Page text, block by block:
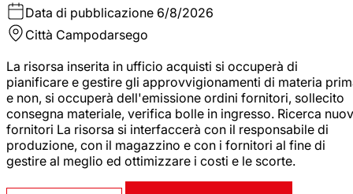
Data di pubblicazione 6/8/2026
Città Campodarsego
La risorsa inserita in ufficio acquisti si occuperà di
pianificare e gestire gli approvvigionamenti di materia
e non, si occuperà dell'emissione ordini fornitori, sollecito
consegna materiale, verifica bolle in ingresso. Ricerca
fornitori La risorsa si interfaccerà con il responsabile di
produzione, con il magazzino e con i fornitori al fine di
gestire al meglio ed ottimizzare i costi e le scorte.